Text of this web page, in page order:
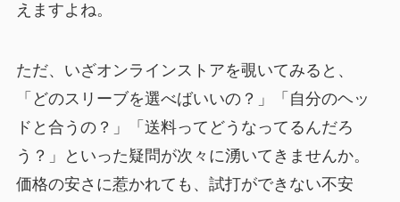
えますよね。
ただ、いざオンラインストアを覗いてみると、
「どのスリーブを選べばいいの？」「自分のヘッ
ドと合うの？」「送料ってどうなってるんだろ
う？」といった疑問が次々に湧いてきませんか。
価格の安さに惹かれても、試打ができない不安